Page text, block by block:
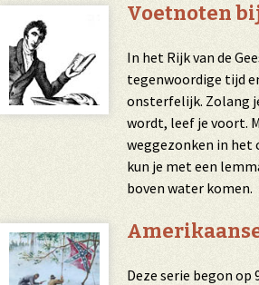
Voetnoten
In het Rijk van de
tegenwoordige tijd
onsterfelijk. Zolang
wordt, leef je voort.
weggezonken in het
kun je met een
boven water komen.
Deze serie begon op